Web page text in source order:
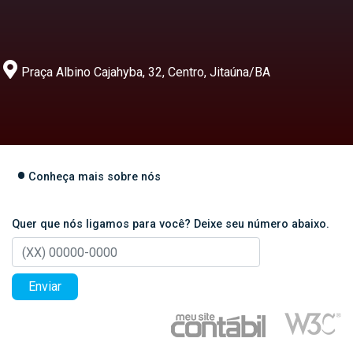
Praça Albino Cajahyba, 32, Centro, Jitaúna/BA
Conheça mais sobre nós
Quer que nós ligamos para você? Deixe seu número abaixo.
Enviar